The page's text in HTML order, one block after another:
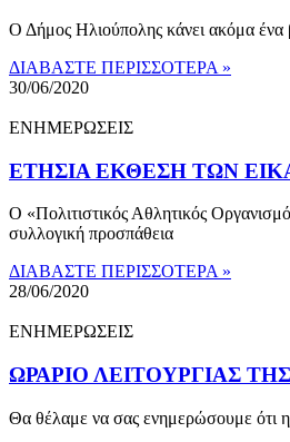
Ο Δήμος Ηλιούπολης κάνει ακόμα ένα
ΔΙΑΒΑΣΤΕ ΠΕΡΙΣΣΟΤΕΡΑ »
30/06/2020
ΕΝΗΜΕΡΩΣΕΙΣ
ΕΤΗΣΙΑ ΕΚΘΕΣΗ ΤΩΝ
Ο «Πολιτιστικός Αθλητικός
συλλογική προσπάθεια
ΔΙΑΒΑΣΤΕ ΠΕΡΙΣΣΟΤΕΡΑ »
28/06/2020
ΕΝΗΜΕΡΩΣΕΙΣ
ΩΡΑΡΙΟ ΛΕΙΤΟΥΡΓΙΑΣ
Θα θέλαμε να σας ενημερώσουμε ότι